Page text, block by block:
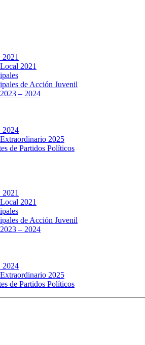
2021
de Acción Juvenil
– 2024
2024
2025
de Partidos Políticos
2021
de Acción Juvenil
– 2024
2024
2025
de Partidos Políticos